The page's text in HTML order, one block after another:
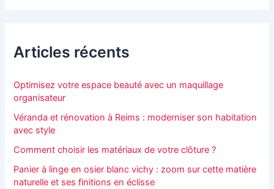
Articles récents
Optimisez votre espace beauté avec un maquillage
organisateur
Véranda et rénovation à Reims : moderniser son habitation
avec style
Comment choisir les matériaux de votre clôture ?
Panier à linge en osier blanc vichy : zoom sur cette matière
naturelle et ses finitions en éclisse